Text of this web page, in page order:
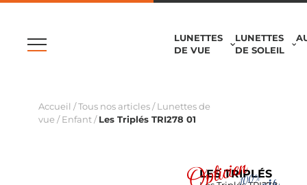
LUNETTES
DE VUE
LUNETTES
DE SOLEIL
Accueil /Tous nos articles / Lunettes de
vue / Enfant / Les Triplés TRI278 01
LES TRIPLÉS